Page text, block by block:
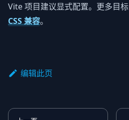
Vite 项目建议显式配置。更多目
CSS 兼容。
编辑此页